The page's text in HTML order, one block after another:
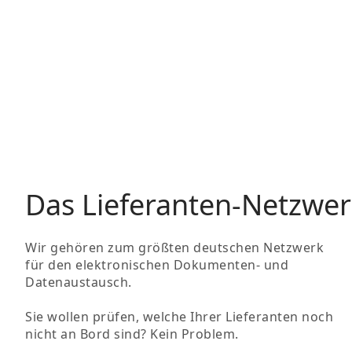
Das Lieferanten-
Wir gehören zum größten deutschen Netzwerk
für den elektronischen Dokumenten- und
Datenaustausch.
Sie wollen prüfen, welche Ihrer Lieferanten noch
nicht an Bord sind? Kein Problem.